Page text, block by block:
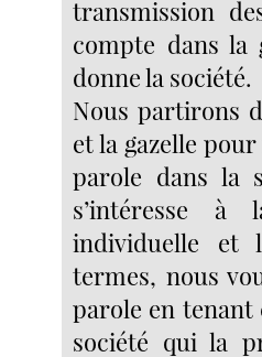
transmission
compte dans
donne la société.
Nous partirons
et la gazelle
parole dans la
s’intéresse
individuelle et
termes, nous
parole en tenant
société qui la